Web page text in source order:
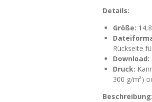
Details:
Größe:
Rückseite
Download:
Druck:
300 g/m²)
Beschreibung: